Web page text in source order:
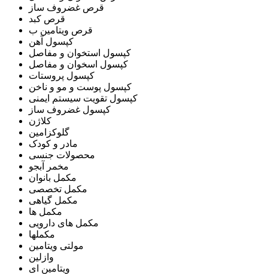
قرص غضروف ساز
قرص کبد
قرص ویتامین ب
کپسول آهن
کپسول استخوان و مفاصل
کپسول اسخوان و مفاصل
کپسول پروستات
کپسول پوست و مو و ناخن
کپسول تقویت سیستم ایمنی
کپسول غضروف ساز
کلاژن
گلوکزامین
مادر و کودک
محصولات جنسی
مخمر آبجو
مکمل بانوان
مکمل تخصصی
مکمل گیاهی
مکمل ها
مکمل های دارویی
مکملها
مولتی ویتامین
وازلین
ویتامین ای